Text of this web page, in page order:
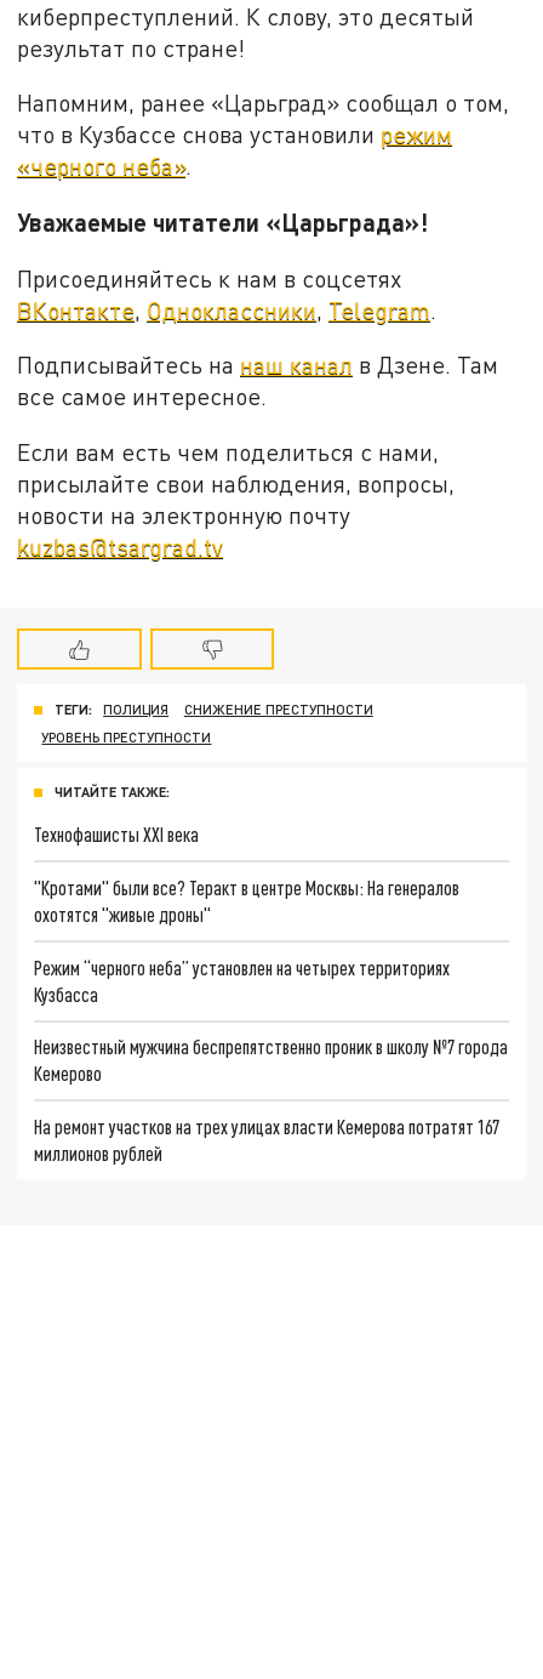
киберпреступлений. К слову, это десятый
результат по стране!
Напомним, ранее «Царьград» сообщал о том,
что в Кузбассе снова установили режим
«черного неба».
Уважаемые читатели «Царьграда»!
Присоединяйтесь к нам в соцсетях
ВКонтакте Одноклассники Telegram
Подписывайтесь на наш канал в Дзене. Там
все самое интересное.
Если вам есть чем поделиться с нами,
присылайте свои наблюдения, вопросы,
новости на электронную почту
kuzbas@tsargrad.tv
ТЕГИ: ПОЛИЦИЯ
СНИЖЕНИЕ ПРЕСТУПНОСТИ
УРОВЕНЬ ПРЕСТУПНОСТИ
ЧИТАЙТЕ ТАКЖЕ:
Технофашисты XXI века
"Кротами" были все? Теракт в центре Москвы: На генералов
охотятся "живые дроны"
Режим “черного неба” установлен на четырех территориях
Кузбасса
Неизвестный мужчина беспрепятственно проник в школу №7 города
Кемерово
На ремонт участков на трех улицах власти Кемерова потратят 167
миллионов рублей